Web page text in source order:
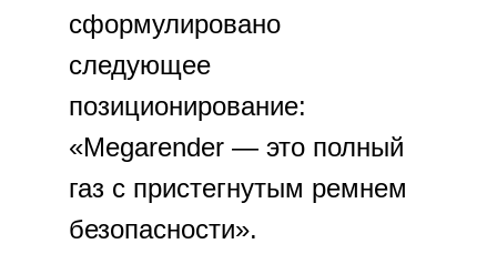
сформулировано
следующее
позиционирование:
«Megarender — это полный
газ с пристегнутым ремнем
безопасности».